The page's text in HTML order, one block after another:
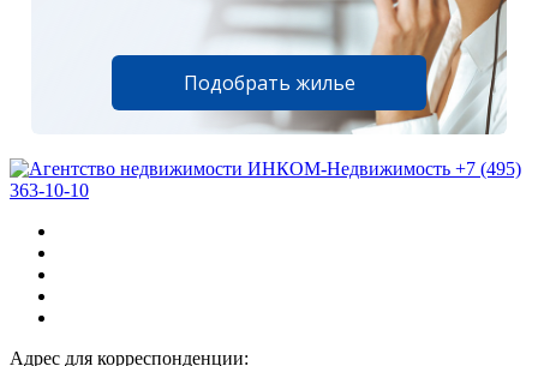
Подобрать жилье
+7 (495)
363-10-10
Адрес для корреспонденции: